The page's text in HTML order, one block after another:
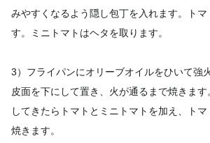
みやすくなるよう隠し包丁を入れます。トマ
す。ミニトマトはヘタを取ります。
3）フライパンにオリーブオイルをひいて強
皮面を下にして置き、火が通るまで焼きます
してきたらトマトとミニトマトを加え、ト
焼きます。